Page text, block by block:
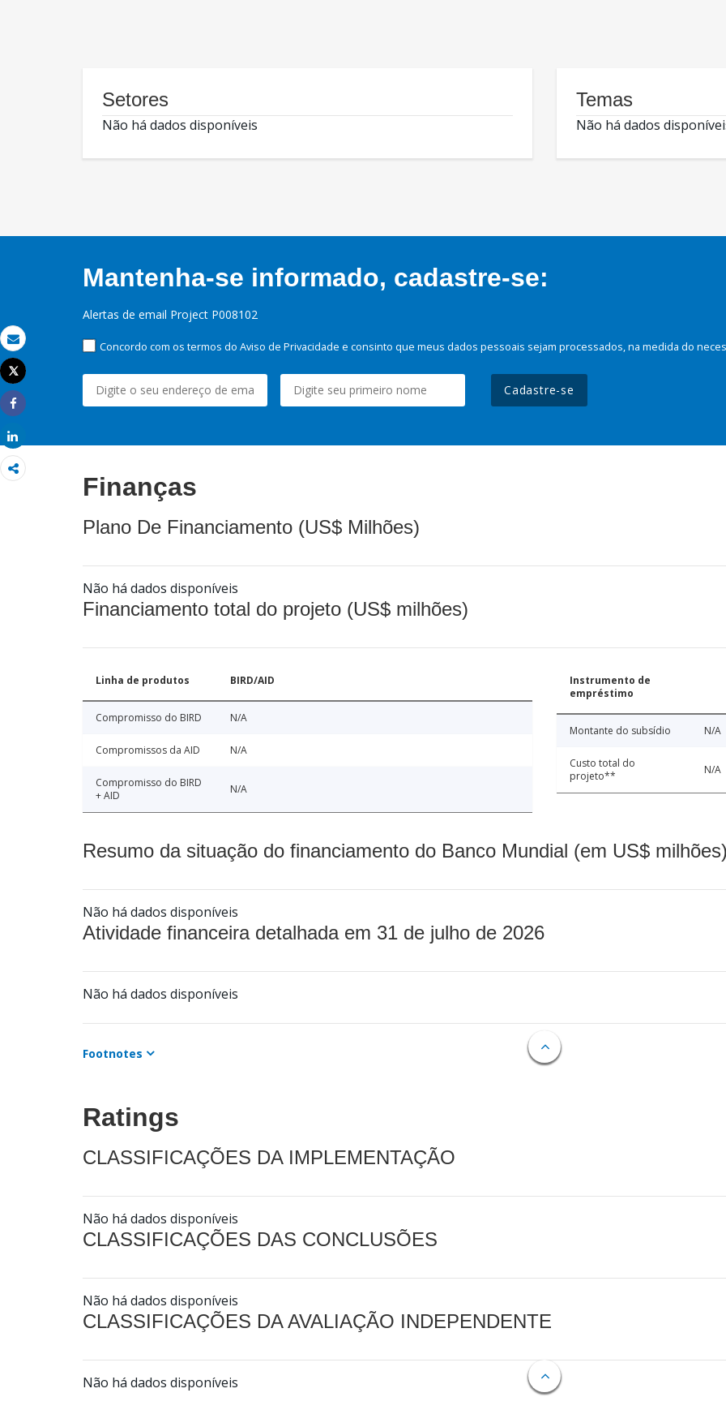
Email
Imprimir
Tweet
Share
Setores
Não há dados disponíveis
Temas
Não há dados
Mantenha-se informado, cadastre-se:
Alertas de email Project P008102
Concordo com os termos do Aviso de Privacidade e consinto que meus dados pessoais sejam processados, na medida do
Cadastre-se
Finanças
Plano De Financiamento (US$ Milhões)
Não há dados disponíveis
Financiamento total do projeto (US$ milhões)
Linha de produtos BIRD/AID
Compromisso do BIRD N/A
Compromissos da AID N/A
Compromisso do BIRD
+ AID
N/A
Instrumento de
empréstimo
Montante do subsídio N/A
Custo total do
projeto**
N/A
Resumo da situação do financiamento do Banco Mundial (em US$
Não há dados disponíveis
Atividade financeira detalhada em 31 de julho de 2026
Não há dados disponíveis
Footnotes
Ratings
CLASSIFICAÇÕES DA IMPLEMENTAÇÃO
Não há dados disponíveis
CLASSIFICAÇÕES DAS CONCLUSÕES
Não há dados disponíveis
CLASSIFICAÇÕES DA AVALIAÇÃO INDEPENDENTE
Não há dados disponíveis